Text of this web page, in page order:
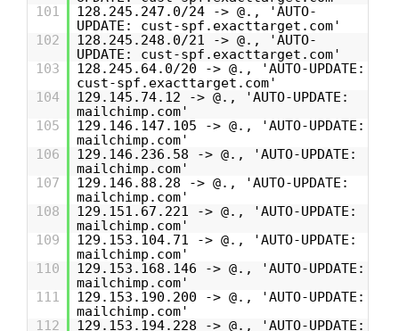
101
128.245.247.0/24 -> @., 'AUTO-
UPDATE: cust-spf.exacttarget.com'
102
128.245.248.0/21 -> @., 'AUTO-
UPDATE: cust-spf.exacttarget.com'
103
128.245.64.0/20 -> @., 'AUTO-UPDATE:
cust-spf.exacttarget.com'
104
129.145.74.12 -> @., 'AUTO-UPDATE:
mailchimp.com'
105
129.146.147.105 -> @., 'AUTO-UPDATE:
mailchimp.com'
106
129.146.236.58 -> @., 'AUTO-UPDATE:
mailchimp.com'
107
129.146.88.28 -> @., 'AUTO-UPDATE:
mailchimp.com'
108
129.151.67.221 -> @., 'AUTO-UPDATE:
mailchimp.com'
109
129.153.104.71 -> @., 'AUTO-UPDATE:
mailchimp.com'
110
129.153.168.146 -> @., 'AUTO-UPDATE:
mailchimp.com'
111
129.153.190.200 -> @., 'AUTO-UPDATE:
mailchimp.com'
112
129.153.194.228 -> @., 'AUTO-UPDATE: